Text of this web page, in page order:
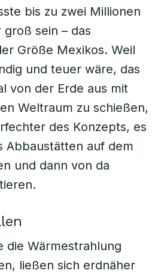
bis zu zwei Millionen
sein – das
Größe Mexikos. Weil
und teuer wäre, das
von der Erde aus mit
Weltraum zu schießen,
des Konzepts, es
Abbaustätten auf dem
und dann von da
die Wärmestrahlung
ließen sich erdnäher